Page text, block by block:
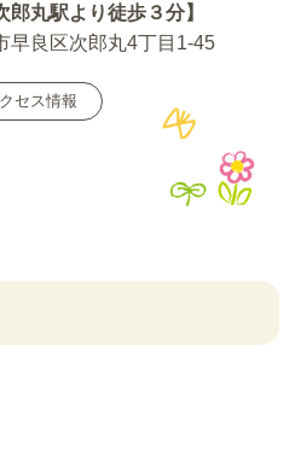
郎丸駅より徒歩３分】
早良区次郎丸4丁目1-45
セス情報